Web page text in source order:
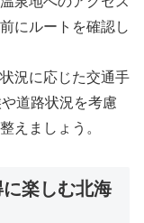
にルートを確認し
況に応じた交通手
道路状況を考慮
えましょう。
楽しむ北海